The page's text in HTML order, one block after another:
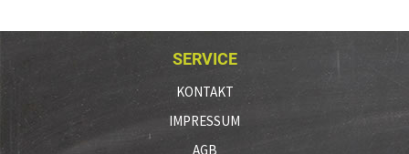
SERVICE
KONTAKT
IMPRESSUM
AGB